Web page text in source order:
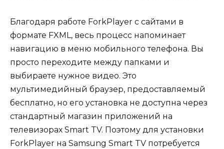
Благодаря работе ForkPlayer с сайтами в
формате FXML, весь процесс напоминает
навигацию в меню мобильного телефона. Вы
просто переходите между папками и
выбираете нужное видео. Это
мультимедийный браузер, предоставляемый
бесплатно, но его установка не доступна через
стандартный магазин приложений на
телевизорах Smart TV. Поэтому для установки
ForkPlayer на Samsung Smart TV потребуется